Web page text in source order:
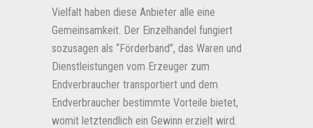
Vielfalt haben diese Anbieter alle eine
Gemeinsamkeit. Der Einzelhandel fungiert
sozusagen als “Förderband”, das Waren und
Dienstleistungen vom Erzeuger zum
Endverbraucher transportiert und dem
Endverbraucher bestimmte Vorteile bietet,
womit letztendlich ein Gewinn erzielt wird.